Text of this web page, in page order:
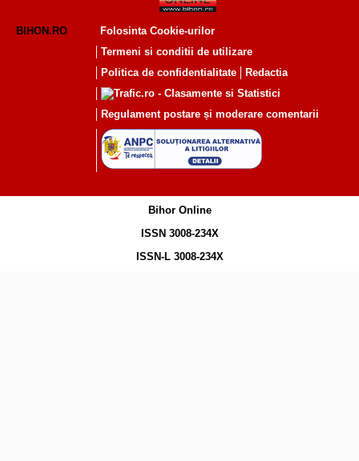
BIHON.RO
Folosinta Cookie-urilor
Termeni si conditii de utilizare
Politica de confidentialitate
Redactia
Regulament postare și moderare comentarii
Bihor Online
ISSN 3008-234X
ISSN-L 3008-234X